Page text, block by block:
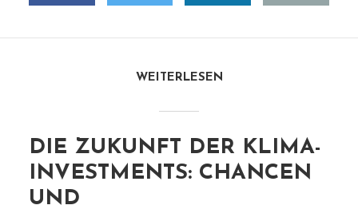
WEITERLESEN
DIE ZUKUNFT DER KLIMA-
INVESTMENTS: CHANCEN
UND